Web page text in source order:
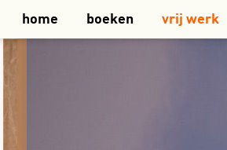
home boeken vrij werk